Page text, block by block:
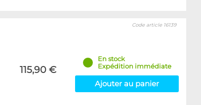
115,90 €
Code article 16139
En stock
Expédition immédiate
Ajouter au panier